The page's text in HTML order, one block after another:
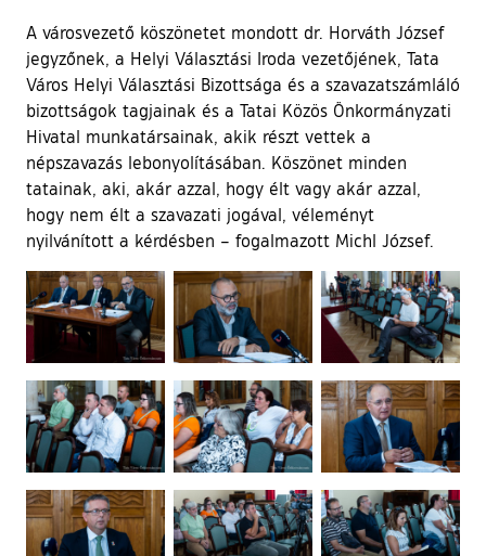
A városvezető köszönetet mondott dr. Horváth József
jegyzőnek, a Helyi Választási Iroda vezetőjének, Tata
Város Helyi Választási Bizottsága és a szavazatszámláló
bizottságok tagjainak és a Tatai Közös Önkormányzati
Hivatal munkatársainak, akik részt vettek a
népszavazás lebonyolításában. Köszönet minden
tatainak, aki, akár azzal, hogy élt vagy akár azzal,
hogy nem élt a szavazati jogával, véleményt
nyilvánított a kérdésben – fogalmazott Michl József.
Ugrás a galéria utánra